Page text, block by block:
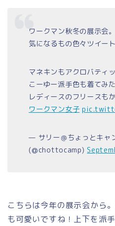
ワークマン秋冬の展示会。
気になるもの色々ツイー
マネキンもアクロバティ
こーゆー派手色も着てみ
レディースのフリースも
ワークマン女子
— サリー＠ちょっとキャ
(@chottocamp)
こちらは今年の展示会から
も可愛いですね！上下を派